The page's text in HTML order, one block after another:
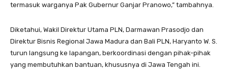
termasuk warganya Pak Gubernur Ganjar Pranowo,” tambahnya.
Diketahui, Wakil Direktur Utama PLN, Darmawan Prasodjo dan
Direktur Bisnis Regional Jawa Madura dan Bali PLN, Haryanto W. S.
turun langsung ke lapangan, berkoordinasi dengan pihak-pihak
yang membutuhkan bantuan, khususnya di Jawa Tengah ini.